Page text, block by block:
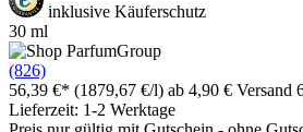
inklusive Käuferschutz
30 ml
(826)
56,39 €* (1879,67 €/l) ab 4,90 € Versand
Lieferzeit: 1-2 Werktage